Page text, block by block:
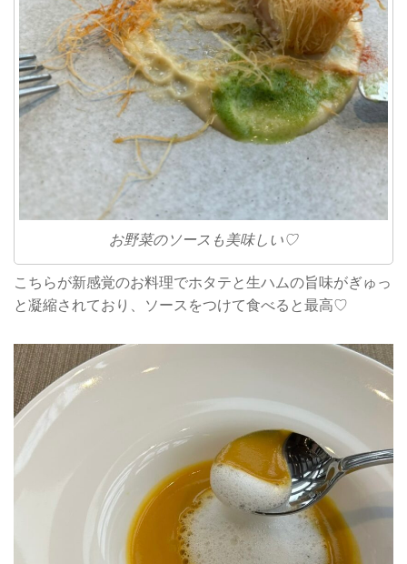
お野菜のソースも美味しい♡
こちらが新感覚のお料理でホタテと生ハムの旨味がぎゅっ
と凝縮されており、ソースをつけて食べると最高♡